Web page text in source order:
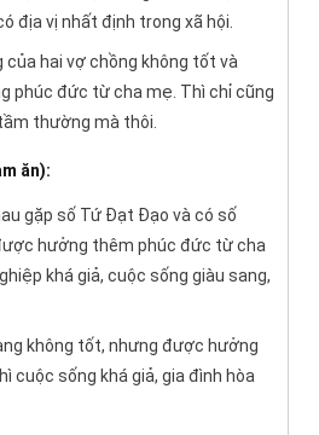
địa vị nhất định trong xã hội.
của hai vợ chồng không tốt và
phúc đức từ cha mẹ. Thì chỉ cũng
thường mà thôi.
ăn):
gặp số Tứ Đạt Đạo và có số
hưởng thêm phúc đức từ cha
khá giả, cuộc sống giàu sang,
không tốt, nhưng được hưởng
cuộc sống khá giả, gia đình hòa